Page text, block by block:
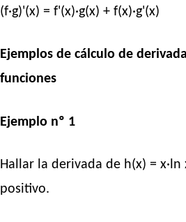
(f·g)'(x) = f'(x)·g(x) + f(x)·g'(x)
Ejemplos de cálculo de
funciones
Ejemplo nº 1
Hallar la derivada de h(x) =
positivo.